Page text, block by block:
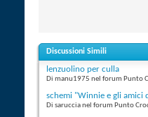
Discussioni Simili
lenzuolino per culla
Di manu1975 nel forum Punto
schemi "Winnie e gli amici
Di saruccia nel forum Punto